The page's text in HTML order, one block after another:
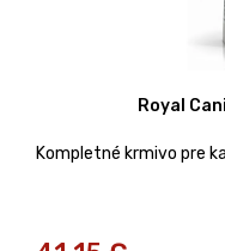
Royal
Kompletné krmivo pre